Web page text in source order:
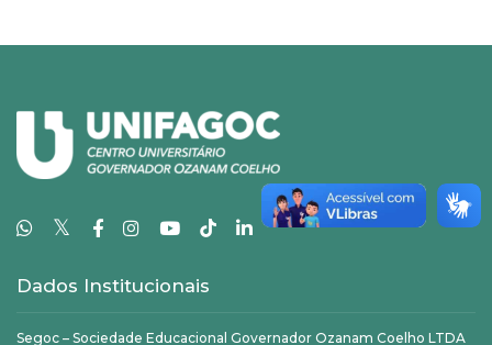
𝕏
Dados Institucionais
Segoc – Sociedade Educacional Governador Ozanam Coelho LTDA